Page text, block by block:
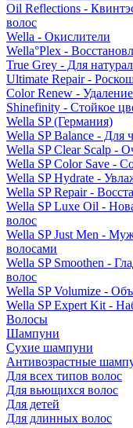
Oil Reflections -
волос
Wella - Окислители
Wella°Plex -
True Grey - Для
Ultimate Repair -
Color Renew -
Shinefinity - Стойкое
Wella SP (Германия)
Wella SP Balance - Для
Wella SP Clear Scalp -
Wella SP Color Save -
Wella SP Hydrate -
Wella SP Repair -
Wella SP Luxe Oil -
волос
Wella SP Just Men -
волосами
Wella SP Smoothen -
волос
Wella SP Volumize -
Wella SP Expert Kit -
Волосы
Шампуни
Сухие шампуни
Антивозрастные
Для всех типов волос
Для вьющихся волос
Для детей
Для длинных волос